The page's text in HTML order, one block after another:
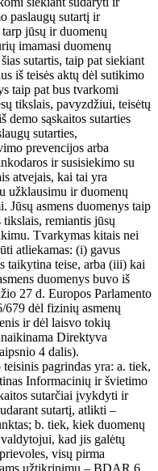
paslaugų sutartį ir
jūsų ir duomenų
imamasi duomenų
sutartis, taip pat siekiant
iš teisės aktų dėl sutikimo
taip pat bus tvarkomi
tikslais, pavyzdžiui, teisėtų
sąskaitos sutarties
sutarties,
prevencijos arba
ir susisiekimo su
atvejais, kai tai yra
užklausimu ir duomenų
asmens duomenys taip
remiantis jūsų
Tvarkymas kitais nei
atliekamas: (i) gavus
taikytina teise, arba (iii) kai
duomenys buvo iš
27 d. Europos Parlamento
679 dėl fizinių asmenų
ir dėl laisvo tokių
Direktyva
4 dalis).
pagrindas yra: a. tiek,
Informacinių ir švietimo
sutarčiai įvykdyti ir
sutartį, atlikti –
b. tiek, kiek duomenų
kad jis galėtų
visų pirma
užtikrinimu – BDAR 6